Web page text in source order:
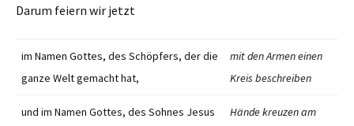
Darum feiern wir jetzt
im Namen Gottes, des Schöpfers, der die
ganze Welt gemacht hat,
mit den Armen einen
Kreis beschreiben
und im Namen Gottes, des Sohnes Jesus
Hände kreuzen am